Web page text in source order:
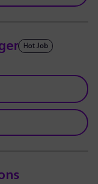
Hot Job